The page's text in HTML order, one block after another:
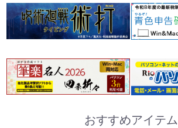
おすすめアイテム